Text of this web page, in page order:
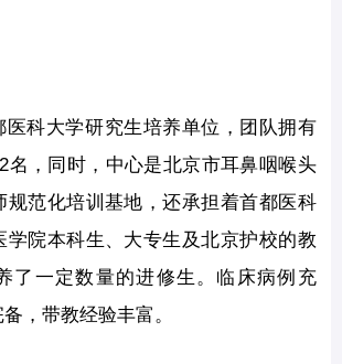
医科大学研究生培养单位，团队拥有
名，同时，中心是北京市耳鼻咽喉头
规范化培训基地，还承担着首都医科
学院本科生、大专生及北京护校的教
了一定数量的进修生。临床病例充
，带教经验丰富。